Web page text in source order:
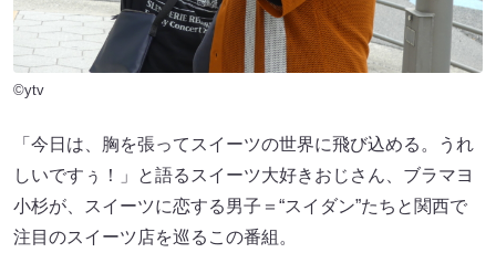
©ytv
「今日は、胸を張ってスイーツの世界に飛び込める。うれ
しいですぅ！」と語るスイーツ大好きおじさん、ブラマヨ
小杉が、スイーツに恋する男子＝“スイダン”たちと関西で
注目のスイーツ店を巡るこの番組。